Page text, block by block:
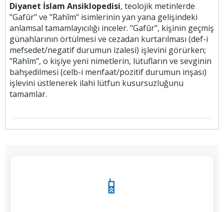
Diyanet İslam Ansiklopedisi, teolojik metinlerde
"Gafûr" ve "Rahîm" isimlerinin yan yana gelişindeki
anlamsal tamamlayıcılığı inceler. "Gafûr", kişinin geçmiş
günahlarının örtülmesi ve cezadan kurtarılması (def-i
mefsedet/negatif durumun izalesi) işlevini görürken;
"Rahîm", o kişiye yeni nimetlerin, lütufların ve sevginin
bahşedilmesi (celb-i menfaat/pozitif durumun inşası)
işlevini üstlenerek ilahi lütfun kusursuzluğunu
tamamlar.
📱